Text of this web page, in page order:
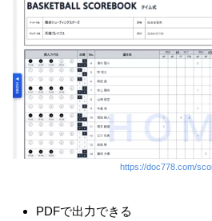
https://doc778.com/
PDFで出力できる